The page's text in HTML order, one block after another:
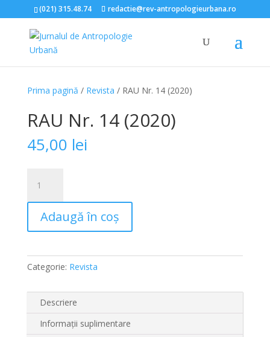
(021) 315.48.74 redactie@rev-antropologieurbana.ro
Prima pagină / Revista / RAU Nr. 14 (2020)
RAU Nr. 14 (2020)
45,00 lei
RAU
Nr.
(2020)
Adaugă în coș
Categorie: Revista
Descriere
Informații suplimentare